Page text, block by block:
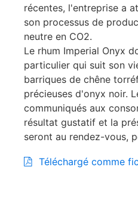
récentes, l'entreprise a
son processus de
neutre en CO2.
Le rhum Imperial Onyx
particulier qui suit son
barriques de chêne
précieuses d'onyx noir.
communiqués aux
résultat gustatif et la
seront au rendez-vous,
Téléchargé comme